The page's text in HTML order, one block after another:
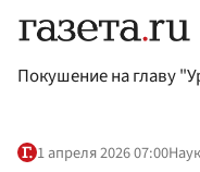
Покушение на главу
1 апреля 2026 07:00